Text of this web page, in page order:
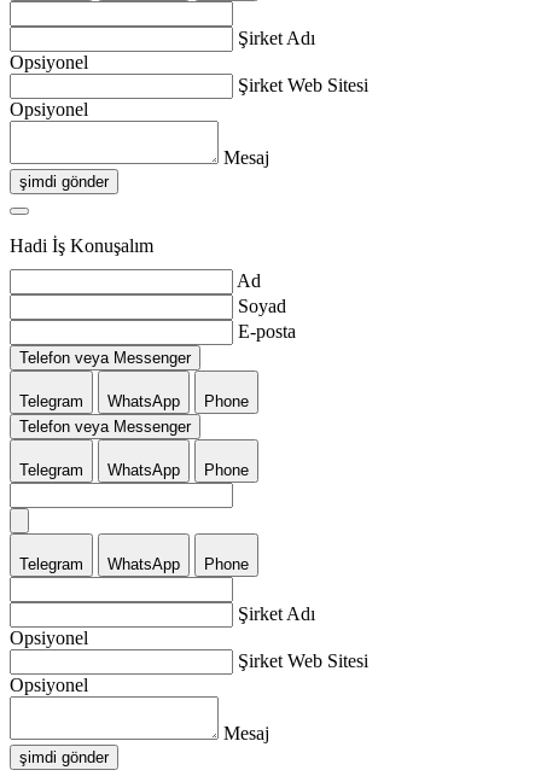
Şirket Adı
Opsiyonel
Şirket Web Sitesi
Opsiyonel
Mesaj
şimdi gönder
Hadi İş Konuşalım
Ad
Soyad
E-posta
Telefon veya Messenger
Telegram WhatsApp
Phone
Telefon veya Messenger
Telegram WhatsApp Phone
Telegram WhatsApp Phone
Şirket Adı
Opsiyonel
Şirket Web Sitesi
Opsiyonel
Mesaj
şimdi gönder